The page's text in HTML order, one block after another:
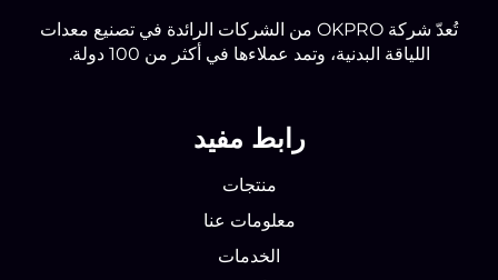
تُعدّ شركة OKPRO من الشركات الرائدة في تصنيع معدات
اللياقة البدنية، وتمد عملاءها في أكثر من 100 دولة.
رابط مفيد
منتجات
معلومات عنا
الخدمات